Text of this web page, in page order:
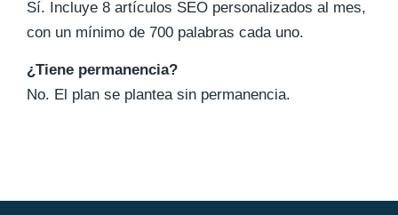
Sí. Incluye 8 artículos SEO personalizados al mes,
con un mínimo de 700 palabras cada uno.
¿Tiene permanencia?
No. El plan se plantea sin permanencia.